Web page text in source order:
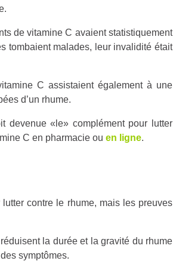
de vitamine C avaient statistiquement
tombaient malades, leur invalidité était
C assistaient également à une
d’un rhume.
devenue «le» complément pour lutter
C en pharmacie ou en ligne.
contre le rhume, mais les preuves
la durée et la gravité du rhume
symptômes.